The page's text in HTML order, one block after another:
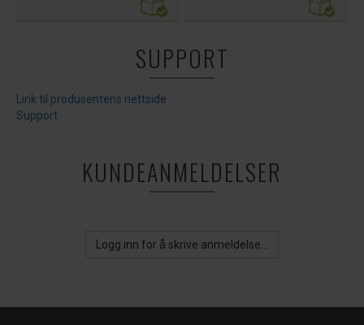
SUPPORT
Link til produsentens nettside
Support
KUNDEANMELDELSER
Logg inn for å skrive anmeldelse...